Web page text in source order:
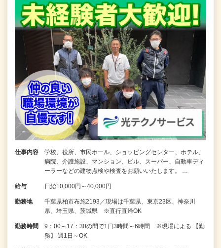
仕事内容
学校、役所、市民ホール、ショッピングセンター、ホテル、
病院、介護施設、マンション、ビル、スーパー、自動車ディ
ーラーなどの建物点検や検査をお願いいたします。 …
給与 日給10,000円～40,000円
勤務地
千葉県柏市布施2193／現場は千葉県、東京23区、神奈川
県、埼玉県、茨城県 ※直行直帰OK
勤務時間
9：00～17：30の間で1日3時間～6時間 ※現場による 【勤
務】 週1日～OK